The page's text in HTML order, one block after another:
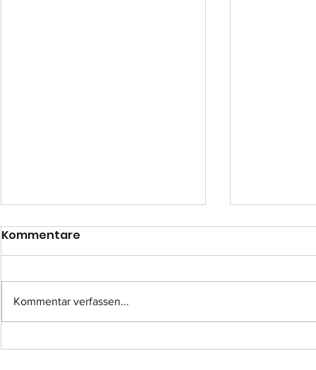
Einsatz-Nr.: 057
Kommentare
Kommentar verfassen...